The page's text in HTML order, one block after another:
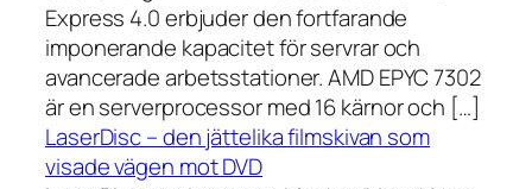
Express 4.0 erbjuder den fortfarande
imponerande kapacitet för servrar och
avancerade arbetsstationer. AMD EPYC 7302
är en serverprocessor med 16 kärnor och […]
LaserDisc – den jättelika filmskivan som
visade vägen mot DVD